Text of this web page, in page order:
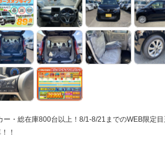
・総在庫800台以上！8/1-8/21までのWEB限定
！